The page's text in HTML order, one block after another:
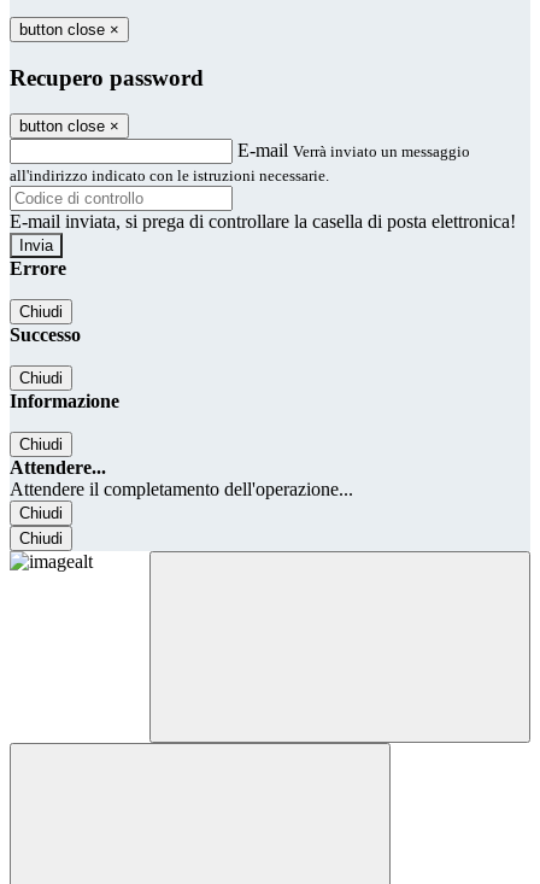
button close ×
Recupero password
button close ×
E-mail Verrà inviato un messaggio
all'indirizzo indicato con le istruzioni necessarie.
E-mail inviata, si prega di controllare la casella di posta elettronica!
Errore
Chiudi
Successo
Chiudi
Informazione
Chiudi
Attendere...
Attendere il completamento dell'operazione...
Chiudi
Chiudi